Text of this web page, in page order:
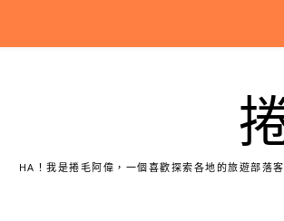
HA！我是捲毛阿偉，一個喜歡探索各地的旅遊部落